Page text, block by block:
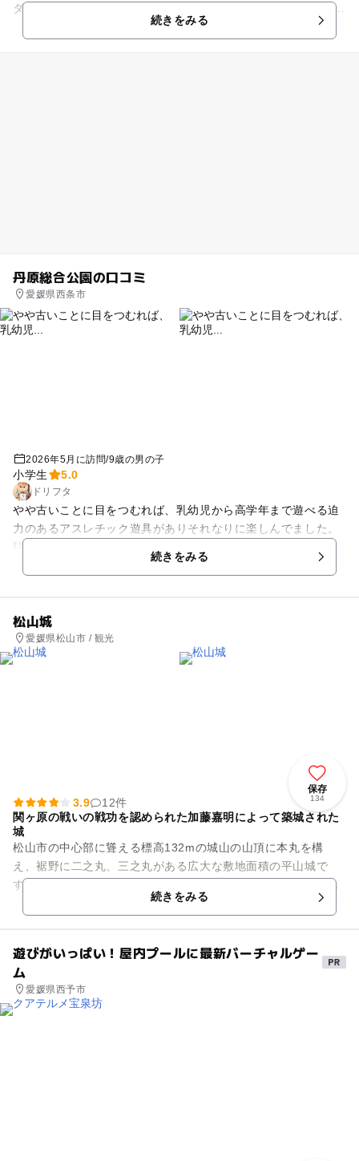
ダカすくい”もすべて200円で楽しめます！ メダカすくいはすく
続きをみる
丹原総合公園の口コミ
愛媛県西条市
2026年5月に訪問/9歳の男の子
小学生 5.0
ドリフタ
やや古いことに目をつむれば、乳幼児から高学年まで遊べる迫
力のあるアスレチック遊具がありそれなりに楽しんでました。
駐車場も隣がグランド併設なのでかなりの台数を止めることが
できますので、ハイシーズンでも満車にはならなそうです。 駐
続きをみる
松山城
愛媛県松山市 / 観光
保存
134
3.9
12件
関ヶ原の戦いの戦功を認められた加藤嘉明によって築城された
城
松山市の中心部に聳える標高132mの城山の山頂に本丸を構
え、裾野に二之丸、三之丸がある広大な敷地面積の平山城で
す。関ヶ原の戦いにおいて徳川家康側に従軍し、その戦功を認
められた加藤嘉明によって、1...
続きをみる
遊びがいっぱい！屋内プールに最新バーチャルゲー
ム
愛媛県西予市